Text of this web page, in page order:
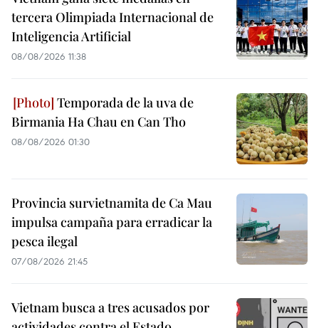
tercera Olimpiada Internacional de
Inteligencia Artificial
08/08/2026 11:38
Temporada de la uva de
Birmania Ha Chau en Can Tho
08/08/2026 01:30
Provincia survietnamita de Ca Mau
impulsa campaña para erradicar la
pesca ilegal
07/08/2026 21:45
Vietnam busca a tres acusados por